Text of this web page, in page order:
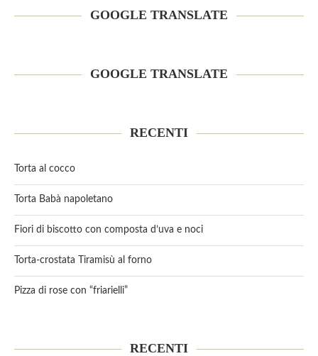
GOOGLE TRANSLATE
GOOGLE TRANSLATE
RECENTI
Torta al cocco
Torta Babà napoletano
Fiori di biscotto con composta d’uva e noci
Torta-crostata Tiramisù al forno
Pizza di rose con “friarielli”
RECENTI